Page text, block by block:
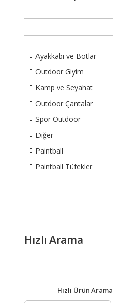
Ayakkabı ve Botlar
Outdoor Giyim
Kamp ve Seyahat
Outdoor Çantalar
Spor Outdoor
Diğer
Paintball
Paintball Tüfekler
Hızlı Arama
Hızlı Ürün Arama